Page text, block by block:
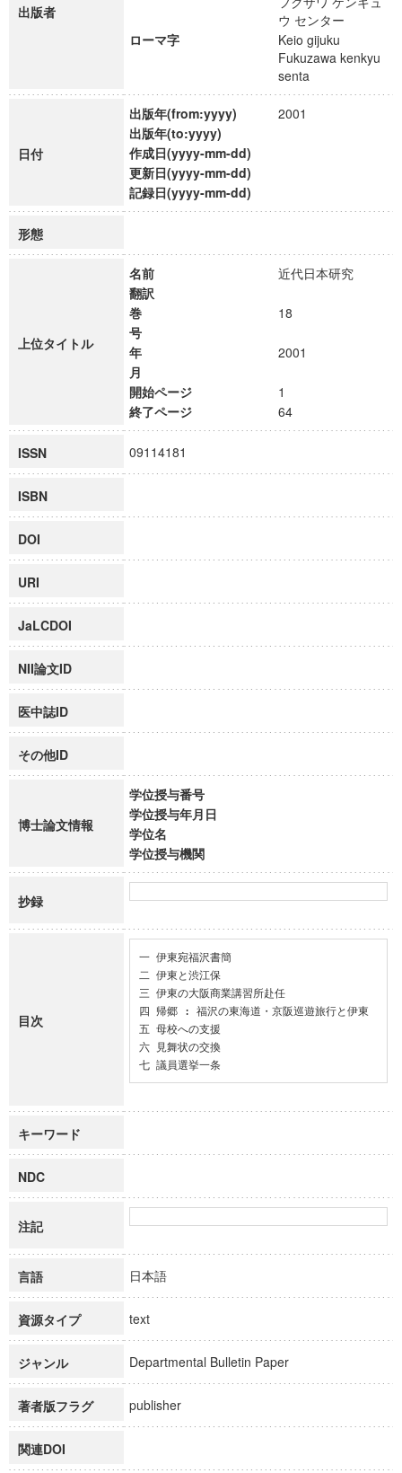
出版者
ウ センター
ローマ字
Keio gijuku
Fukuzawa kenkyu
senta
日付
出版年(from:yyyy)
2001
出版年(to:yyyy)
作成日(yyyy-mm-dd)
更新日(yyyy-mm-dd)
記録日(yyyy-mm-dd)
形態
上位タイトル
名前
近代日本研究
翻訳
巻
18
号
年
2001
月
開始ページ
1
終了ページ
64
ISSN 09114181
ISBN
DOI
URI
JaLCDOI
NII論文ID
医中誌ID
その他ID
博士論文情報
学位授与番号
学位授与年月日
学位名
学位授与機関
抄録
目次
一 伊東宛福沢書簡
二 伊東と渋江保
三 伊東の大阪商業講習所赴任
四 帰郷 : 福沢の東海道・京阪巡遊旅行と伊東
五 母校への支援
六 見舞状の交換
七 議員選挙一条
キーワード
NDC
注記
言語 日本語
資源タイプ text
ジャンル Departmental Bulletin Paper
著者版フラグ publisher
関連DOI